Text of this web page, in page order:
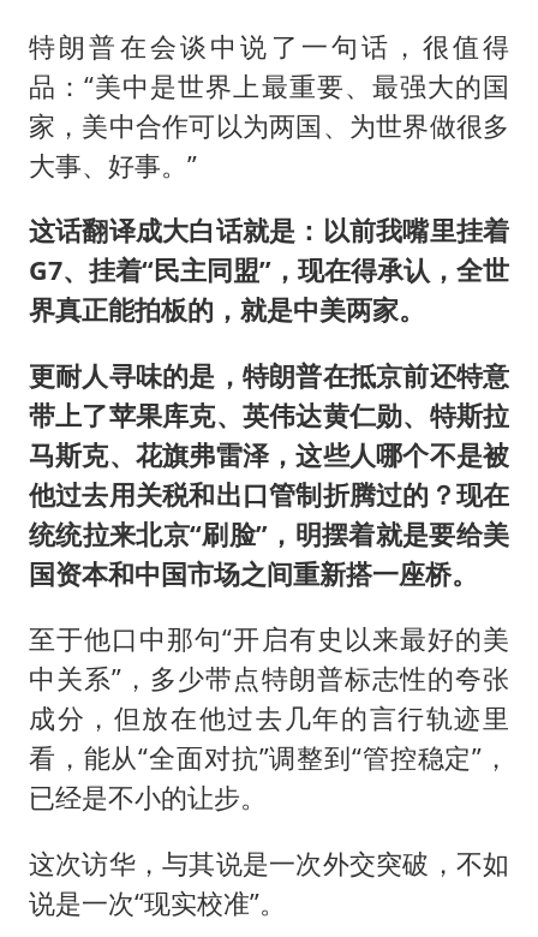
特朗普在会谈中说了一句话，很值得
品：“美中是世界上最重要、最强大的国
家，美中合作可以为两国、为世界做很多
大事、好事。”
这话翻译成大白话就是：以前我嘴里挂着
G7、挂着“民主同盟”，现在得承认，全世
界真正能拍板的，就是中美两家。
更耐人寻味的是，特朗普在抵京前还特意
带上了苹果库克、英伟达黄仁勋、特斯拉
马斯克、花旗弗雷泽，这些人哪个不是被
他过去用关税和出口管制折腾过的？现在
统统拉来北京“刷脸”，明摆着就是要给美
国资本和中国市场之间重新搭一座桥。
至于他口中那句“开启有史以来最好的美
中关系”，多少带点特朗普标志性的夸张
成分，但放在他过去几年的言行轨迹里
看，能从“全面对抗”调整到“管控稳定”，
已经是不小的让步。
这次访华，与其说是一次外交突破，不如
说是一次“现实校准”。